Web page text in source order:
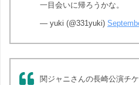
一目会いに帰ろうかな。
— yuki (@331yuki)
関ジャニさんの長崎公演チ